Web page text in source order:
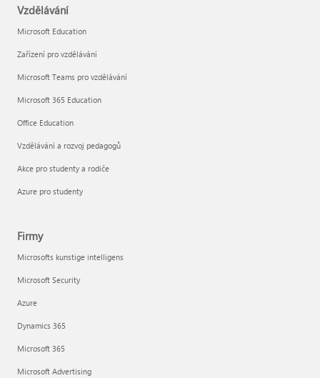
Vzdělávání
Microsoft Education
Zařízení pro vzdělávání
Microsoft Teams pro vzdělávání
Microsoft 365 Education
Office Education
Vzdělávání a rozvoj pedagogů
Akce pro studenty a rodiče
Azure pro studenty
Firmy
Microsofts kunstige intelligens
Microsoft Security
Azure
Dynamics 365
Microsoft 365
Microsoft Advertising